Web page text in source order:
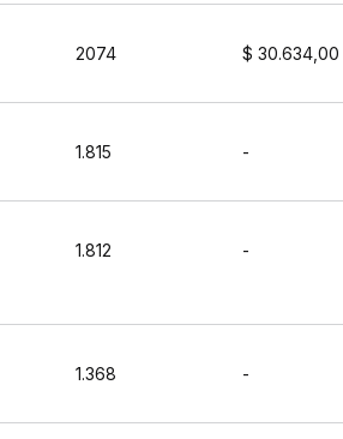
2074 $ 30.634,00
1.815 -
1.812 -
1.368 -